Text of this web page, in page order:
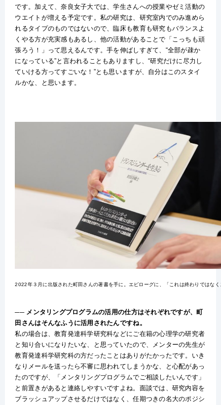
です。加えて、奈良女子大では、学生さんへの授業やゼミ活動の
ウエイトが増える予定です。私の研究は、研究室内でのみ進めら
れるタイプのものではないので、臨床も教育も研究もバランスよ
くやる方が充実感もあるし、他の活動があることで「こっちも頑
張ろう！」って思えるんです。手を伸ばしすぎて、“全部が疎か
になっている”と言われることもありますし、“研究だけに尽力し
ていける方ってすごいな！”とも思いますが、自分はこのスタイ
ルかな、と思います。
2022年３月に出版された町田さんの著書を手に。エピローグに、「これは終わりではな
── メンタリングプログラムの活用の仕方はそれぞれですが、町
田さんはそんなふうに活用されたんですね。
私の場合は、教育発達科学研究科などにご在籍の心理学の研究者
と知り合いになりたいな、と思っていたので、メンターの先生が
教育発達科学研究科の方だったことはありがたかったです。いき
なりメールを送ったら不審に思われてしまうかな、と心配があっ
たのですが、「メンタリングプログラムでご相談したいんです」
と前置きがあると連絡しやすいですよね。面談では、研究内容を
ブラッシュアップさせるだけではなく、任期つきの名大のポジシ